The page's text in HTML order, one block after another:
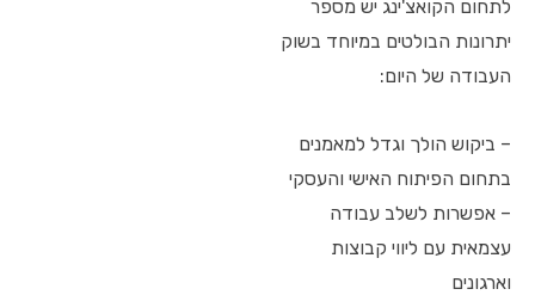
לתחום הקואצ'ינג יש מספר
יתרונות הבולטים במיוחד בשוק
העבודה של היום:
– ביקוש הולך וגדל למאמנים
בתחום הפיתוח האישי והעסקי
– אפשרות לשלב עבודה
עצמאית עם ליווי קבוצות
וארגונים